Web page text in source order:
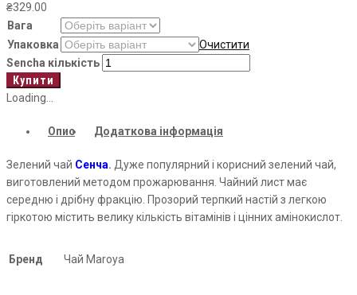
₴329.00
Вага
Упаковка
Очистити
Sencha кількість
Купити
Loading...
Опис Додаткова інформація
Зелений чай Сенча. Дуже популярний і корисний зелений чай,
виготовлений методом прожарювання. Чайний лист має
середню і дрібну фракцію. Прозорий терпкий настій з легкою
гіркотою містить велику кількість вітамінів і цінних амінокислот.
Бренд Чай Maroya